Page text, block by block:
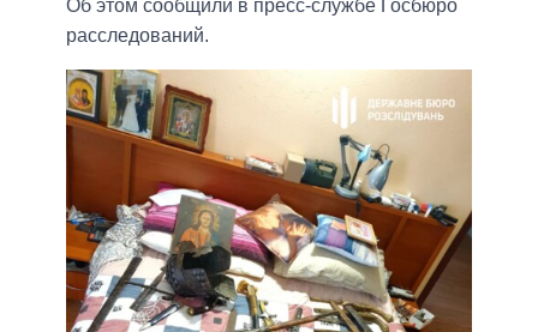
Об этом сообщили в пресс-службе Госбюро
расследований.